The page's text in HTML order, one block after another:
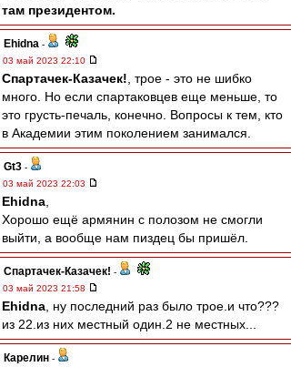
там президентом.
Ehidna -
03 май 2023 22:10
Спартачек-Казачек! , трое - это не шибко
много. Но если спартаковцев еще меньше, то
это грусть-печаль, конечно. Вопросы к тем, кто
в Академии этим поколением занимался.
Gt3 -
03 май 2023 22:03
Ehidna
Хорошо ещё армянин с полозом не смогли
выйти, а вообще нам пиздец бы пришёл.
Спартачек-Казачек! -
03 май 2023 21:58
Ehidna , ну последний раз было трое.и что???
из 22.из них местный один.2 не местных...
Карелин -